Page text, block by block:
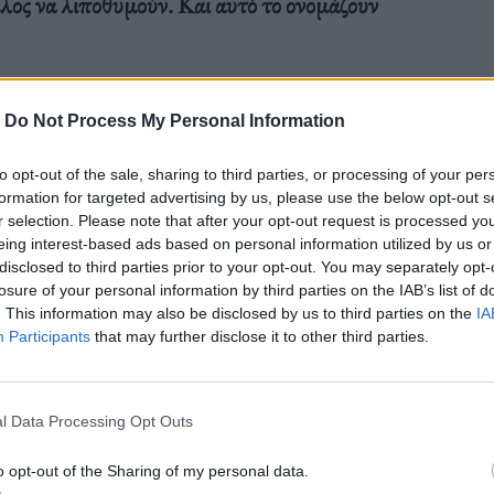
Do Not Process My Personal Information
opt-out of the sale, sharing to third parties, or processing of your
for targeted advertising by us, please use the below opt-out
selection. Please note that after your opt-out request is processed
interest-based ads based on personal information utilized by us
to third parties prior to your opt-out. You may separately
of your personal information by third parties on the IAB’s list of
This information may also be disclosed by us to third parties on the
Participants that may further disclose it to other third parties.
Data Processing Opt Outs
opt-out of the Sharing of my personal data.
καταλάβω, αφενός, γιατί κάποιος να θέλει να
το σώμα του και τον ψυχισμό του σε τέτοια
με ποια λογική υπάρχουν άνθρωποι που
βιαιότητας είναι και το MMA, επίσης
πολλές πολεμικές τέχνες. Κάθε φορά
ή ένα ρινγκ,
Mayweather και ο Ιρλανδός αθλητής MMA